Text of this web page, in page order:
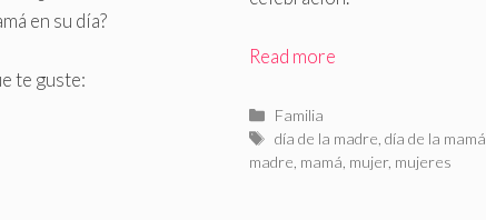
en su día?
te guste:
Read more
Categorías
Familia
Etiquetas
día de la madre ,día de la mamá
madre mamá mujer, mujeres